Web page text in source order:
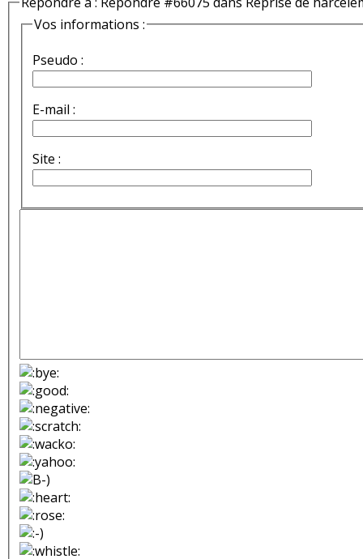
Vos informations :
Pseudo :
E-mail :
Site :